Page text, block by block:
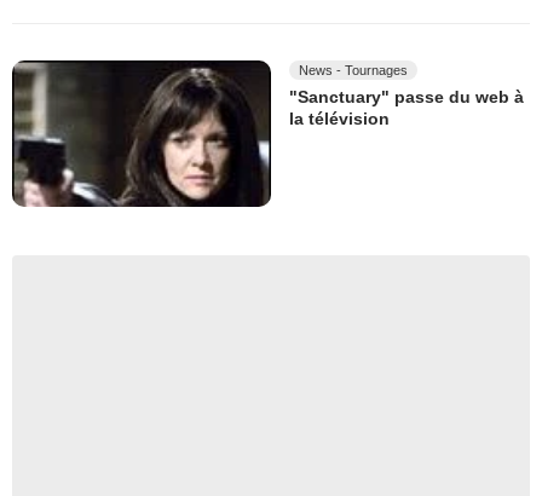
News - Tournages
"Sanctuary" passe du web à
la télévision